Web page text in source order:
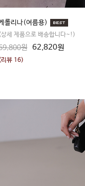
롤리나(여름용)
세 제품으로 배송합니다~!)
원 62,820원
뷰 16)